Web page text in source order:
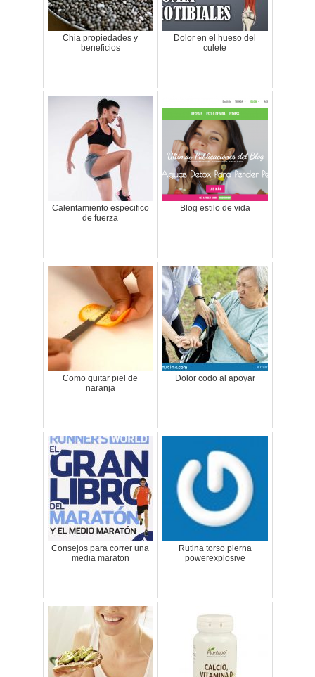
Chia propiedades y
beneficios
Dolor en el hueso del
culete
Calentamiento especifico
de fuerza
Blog estilo de vida
Como quitar piel de
naranja
Dolor codo al apoyar
Consejos para correr una
media maraton
Rutina torso pierna
powerexplosive